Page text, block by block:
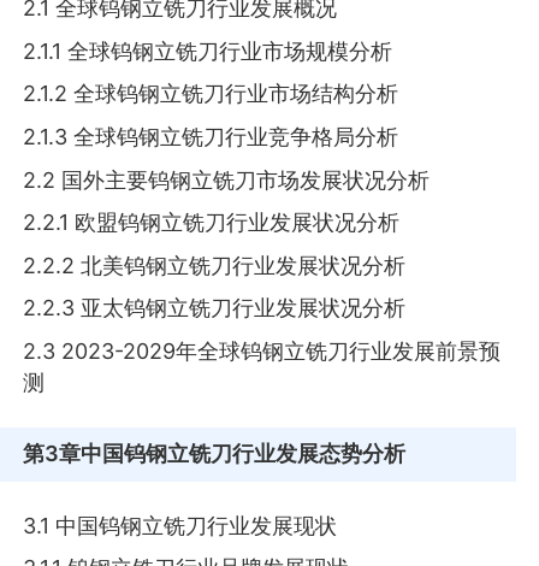
2.1 全球钨钢立铣刀行业发展概况
2.1.1 全球钨钢立铣刀行业市场规模分析
2.1.2 全球钨钢立铣刀行业市场结构分析
2.1.3 全球钨钢立铣刀行业竞争格局分析
2.2 国外主要钨钢立铣刀市场发展状况分析
2.2.1 欧盟钨钢立铣刀行业发展状况分析
2.2.2 北美钨钢立铣刀行业发展状况分析
2.2.3 亚太钨钢立铣刀行业发展状况分析
2.3 2023-2029年全球钨钢立铣刀行业发展前景预
测
第3章中国钨钢立铣刀行业发展态势分析
3.1 中国钨钢立铣刀行业发展现状